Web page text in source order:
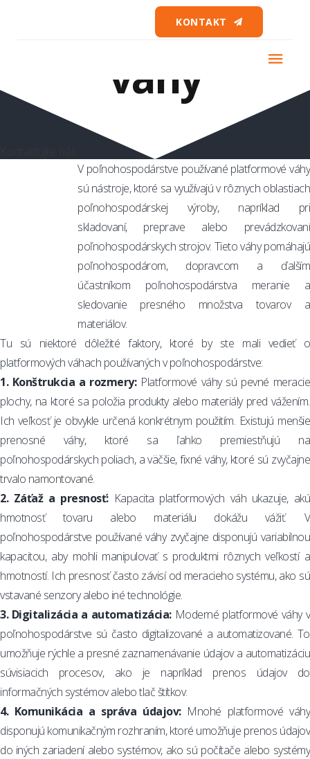
KONTAKT
Platformové
váhy
V poľnohospodárstve používané platformové váhy
sú nástroje, ktoré sa využívajú v rôznych oblastiach
poľnohospodárskej výroby, napríklad pri
skladovaní, preprave alebo prevádzkovaní
poľnohospodárskych strojov. Tieto váhy pomáhajú
poľnohospodárom, dopravcom a ďalším
účastníkom poľnohospodárstva meranie a
sledovanie presného množstva tovarov a
materiálov.
Tu sú niektoré dôležité faktory, ktoré by ste mali vedieť o
platformových váhach používaných v poľnohospodárstve:
1. Konštrukcia a rozmery:Platformové váhy sú pevné meracie
plochy, na ktoré sa položia produkty alebo materiály pred vážením.
Ich veľkosť je obvykle určená konkrétnym použitím. Existujú menšie
prenosné váhy, ktoré sa ľahko premiestňujú na
poľnohospodárskych poliach, a väčšie, fixné váhy, ktoré sú zvyčajne
trvalo namontované.
2. Záťaž a presnosť:Kapacita platformových váh ukazuje, akú
hmotnosť tovaru alebo materiálu dokážu vážiť. V
poľnohospodárstve používané váhy zvyčajne disponujú variabilnou
kapacitou, aby mohli manipulovať s produktmi rôznych veľkostí a
hmotností. Ich presnosť často závisí od meracieho systému, ako sú
vstavané senzory alebo iné technológie.
3. Digitalizácia a automatizácia: Moderné platformové váhy v
poľnohospodárstve sú často digitalizované a automatizované. To
umožňuje rýchle a presné zaznamenávanie údajov a automatizáciu
súvisiacich procesov, ako je napríklad prenos údajov do
informačných systémov alebo tlač štítkov.
4. Komunikácia a správa údajov:Mnohé platformové váhy
disponujú komunikačným rozhraním, ktoré umožňuje prenos údajov
do iných zariadení alebo systémov, ako sú počítače alebo systémy